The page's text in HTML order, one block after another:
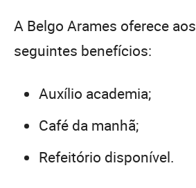
A Belgo Arames oferece
seguintes benefícios:
Auxílio academia;
Café da manhã;
Refeitório disponível.